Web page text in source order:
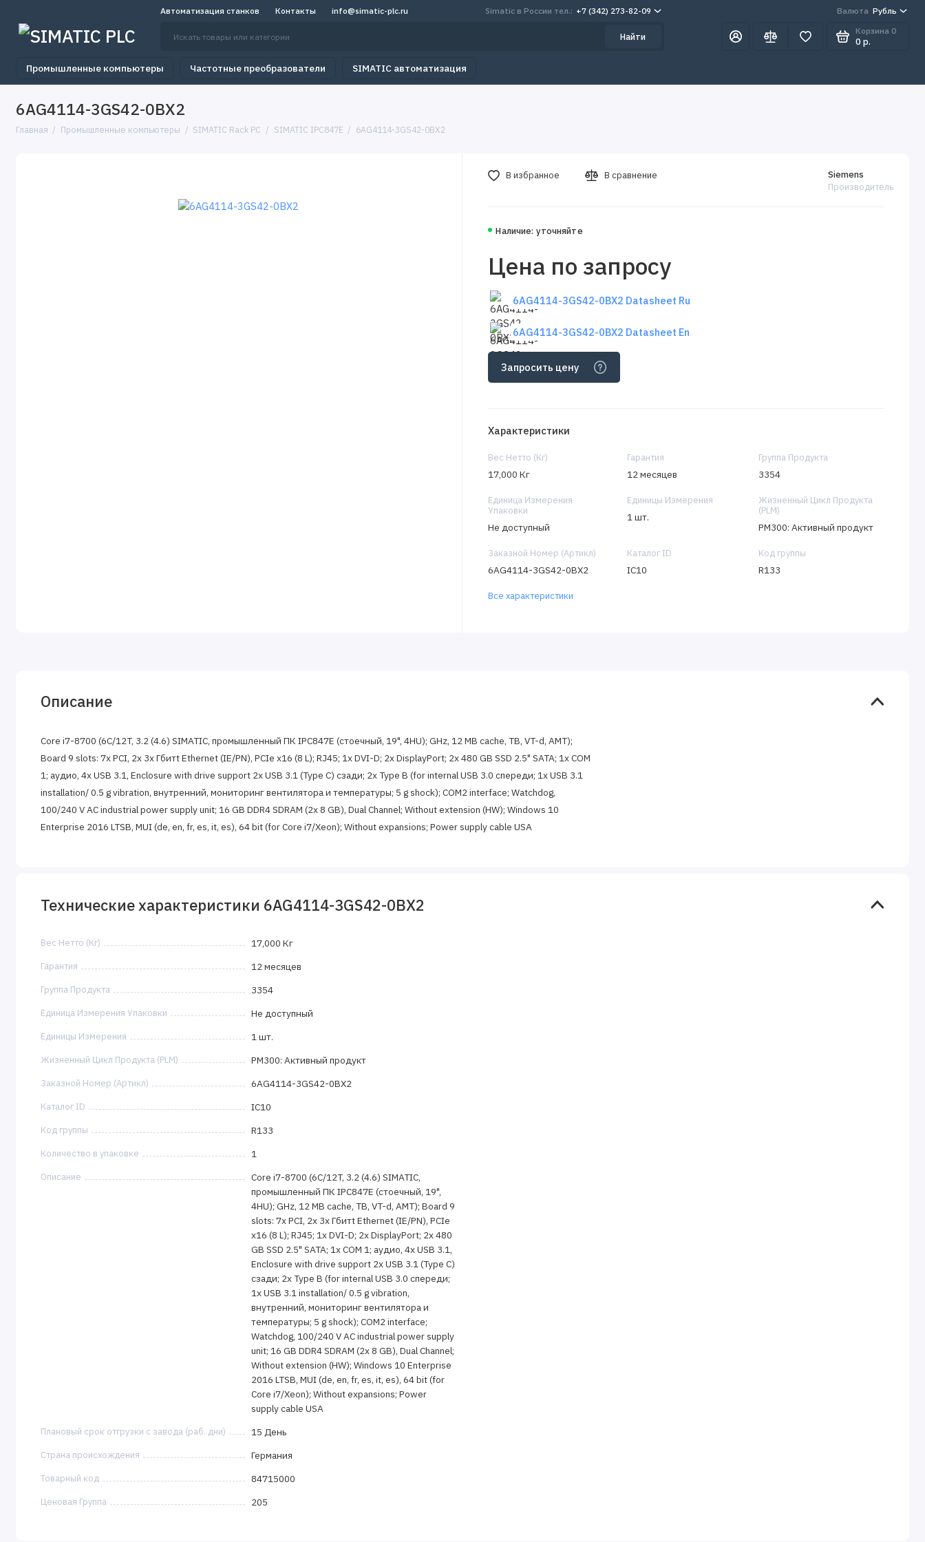
Автоматизация станков Контакты info@simatic-plc.ru Simatic в России тел.: +7 (342) 273-82-09 Валюта Рубль
Найти
Корзина 0
0 р.
Промышленные компьютеры Частотные преобразователи SIMATIC автоматизация
6AG4114-3GS42-0BX2
Главная Промышленные компьютеры SIMATIC Rack PC SIMATIC IPC847E 6AG4114-3GS42-0BX2
Наличие: уточняйте
Siemens
Производитель
Цена по запросу
6AG4114-3GS42-0BX2 Datasheet Ru
6AG4114-3GS42-0BX2 Datasheet En
Запросить цену
В избранное В сравнение
Характеристики
Вес Нетто (Кг)
17,000 Кг
Гарантия
12 месяцев
Группа Продукта
3354
Единица Измерения
Упаковки
Не доступный
Единицы Измерения
1 шт.
Жизненный Цикл Продукта
(PLM)
PM300: Активный продукт
Заказной Номер (Артикл)
6AG4114-3GS42-0BX2
Каталог ID
IC10
Код группы
R133
Все характеристики
Описание
Core i7-8700 (6C/12T, 3.2 (4.6) SIMATIC, промышленный ПК IPC847E (стоечный, 19", 4HU); GHz, 12 MB cache, TB, VT-d, AMT);
Board 9 slots: 7x PCI, 2x 3x Гбитt Ethernet (IE/PN), PCIe x16 (8 L); RJ45; 1x DVI-D; 2x DisplayPort; 2x 480 GB SSD 2.5" SATA; 1x COM
1; аудио, 4x USB 3.1, Enclosure with drive support 2x USB 3.1 (Type C) сзади; 2x Type B (for internal USB 3.0 спереди; 1x USB 3.1
installation/ 0.5 g vibration, внутренний, мониторинг вентилятора и температуры; 5 g shock); COM2 interface; Watchdog,
100/240 V AC industrial power supply unit; 16 GB DDR4 SDRAM (2x 8 GB), Dual Channel; Without extension (HW); Windows 10
Enterprise 2016 LTSB, MUI (de, en, fr, es, it, es), 64 bit (for Core i7/Xeon); Without expansions; Power supply cable USA
Технические характеристики 6AG4114-3GS42-0BX2
Вес Нетто (Кг) 17,000 Кг
Гарантия 12 месяцев
Группа Продукта 3354
Единица Измерения Упаковки Не доступный
Единицы Измерения 1 шт.
Жизненный Цикл Продукта (PLM) PM300: Активный продукт
Заказной Номер (Артикл) 6AG4114-3GS42-0BX2
Каталог ID IC10
Код группы R133
Количество в упаковке 1
Описание
Core i7-8700 (6C/12T, 3.2 (4.6) SIMATIC,
промышленный ПК IPC847E (стоечный, 19",
4HU); GHz, 12 MB cache, TB, VT-d, AMT); Board 9
slots: 7x PCI, 2x 3x Гбитt Ethernet (IE/PN), PCIe
x16 (8 L); RJ45; 1x DVI-D; 2x DisplayPort; 2x 480
GB SSD 2.5" SATA; 1x COM 1; аудио, 4x USB 3.1,
Enclosure with drive support 2x USB 3.1 (Type C)
сзади; 2x Type B (for internal USB 3.0 спереди;
1x USB 3.1 installation/ 0.5 g vibration,
внутренний, мониторинг вентилятора и
температуры; 5 g shock); COM2 interface;
Watchdog, 100/240 V AC industrial power supply
unit; 16 GB DDR4 SDRAM (2x 8 GB), Dual Channel;
Without extension (HW); Windows 10 Enterprise
2016 LTSB, MUI (de, en, fr, es, it, es), 64 bit (for
Core i7/Xeon); Without expansions; Power
supply cable USA
Плановый срок отгрузки с завода (раб. дни) 15 День
Страна происхождения Германия
Товарный код 84715000
Ценовая Группа 205